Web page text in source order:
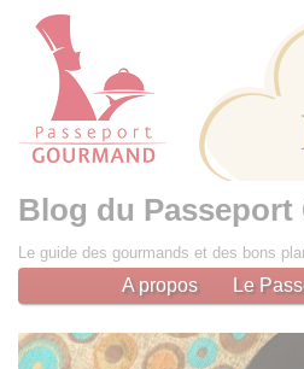
Blog du
Le guide des gourmands et des bons
A propos Le